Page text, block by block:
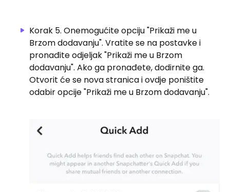
Korak 5. Onemogućite opciju "Prikaži me u
Brzom dodavanju". Vratite se na postavke i
pronađite odjeljak "Prikaži me u Brzom
dodavanju". Ako ga pronađete, dodirnite ga.
Otvorit će se nova stranica i ovdje poništite
odabir opcije "Prikaži me u Brzom dodavanju".